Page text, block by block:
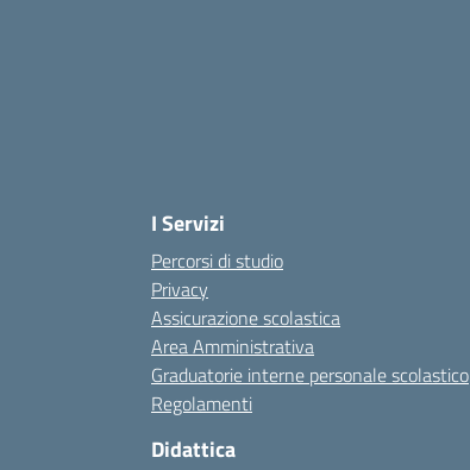
I Servizi
Percorsi di studio
Privacy
Assicurazione scolastica
Area Amministrativa
Graduatorie interne personale scolastico
Regolamenti
Didattica